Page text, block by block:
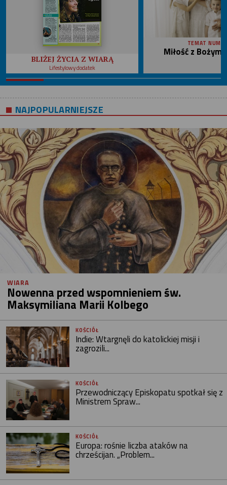
BLIŻEJ ŻYCIA Z WIARĄ
Lifestylowy dodatek
TEMAT
Miłość z
NAJPOPULARNIEJSZE
WIARA
Nowenna przed wspomnieniem św.
Maksymiliana Marii Kolbego
KOŚCIÓŁ
Indie: Wtargnęli do katolickiej misji i
zagrozili...
KOŚCIÓŁ
Przewodniczący Episkopatu spotkał się z
Ministrem Spraw...
KOŚCIÓŁ
Europa: rośnie liczba ataków na
chrześcijan. „Problem...